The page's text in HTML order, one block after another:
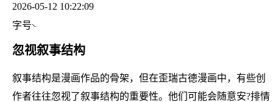
2026-05-12 10:22:09
字号
忽视叙事结构
叙事结构是漫画作品的骨架，但在歪瑞古德漫画中，有些创
作者往往忽视了叙事结构的重要性。他们可能会随意安?排情